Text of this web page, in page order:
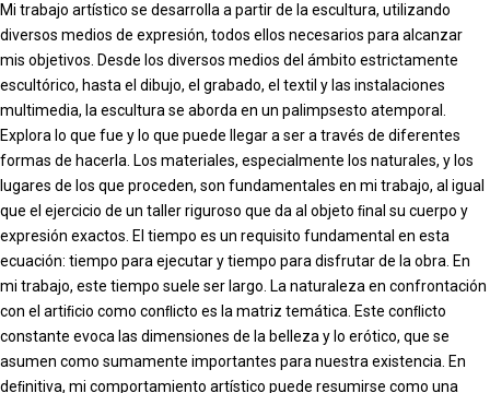
Mi trabajo artístico se desarrolla a partir de la escultura, utilizando
diversos medios de expresión, todos ellos necesarios para alcanzar
mis objetivos. Desde los diversos medios del ámbito estrictamente
escultórico, hasta el dibujo, el grabado, el textil y las instalaciones
multimedia, la escultura se aborda en un palimpsesto atemporal.
Explora lo que fue y lo que puede llegar a ser a través de diferentes
formas de hacerla. Los materiales, especialmente los naturales, y los
lugares de los que proceden, son fundamentales en mi trabajo, al igual
que el ejercicio de un taller riguroso que da al objeto ﬁnal su cuerpo y
expresión exactos. El tiempo es un requisito fundamental en esta
ecuación: tiempo para ejecutar y tiempo para disfrutar de la obra. En
mi trabajo, este tiempo suele ser largo. La naturaleza en confrontación
con el artiﬁcio como conﬂicto es la matriz temática. Este conﬂicto
constante evoca las dimensiones de la belleza y lo erótico, que se
asumen como sumamente importantes para nuestra existencia. En
deﬁnitiva, mi comportamiento artístico puede resumirse como una